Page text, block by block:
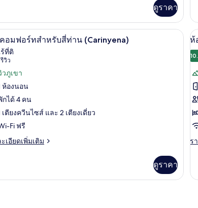
อร์ท
ดูราคา
เกี่
กับ
ห้
ส
ท่
าย
ด
ฟอร์ท
รับ
ผ้าม่านกันแสง, ห้องเก็บเสียง, Wi-Fi ฟรี
อมฟอร์ทสำหรับสี่ท่าน (Carinyena)
จาก 10
ที่ติ
รีวิว
วิว)
วภูเขา
ห้องนอน
กได้ 4 คน
เตียงควีนไซส์ และ 2 เตียงเดี่ยว
Fi ฟรี
เอียดเพิ่มเติม
ดูราคา
เ
ภ
ทั้
ข
สี่
ห้
ร
ร
เกี่